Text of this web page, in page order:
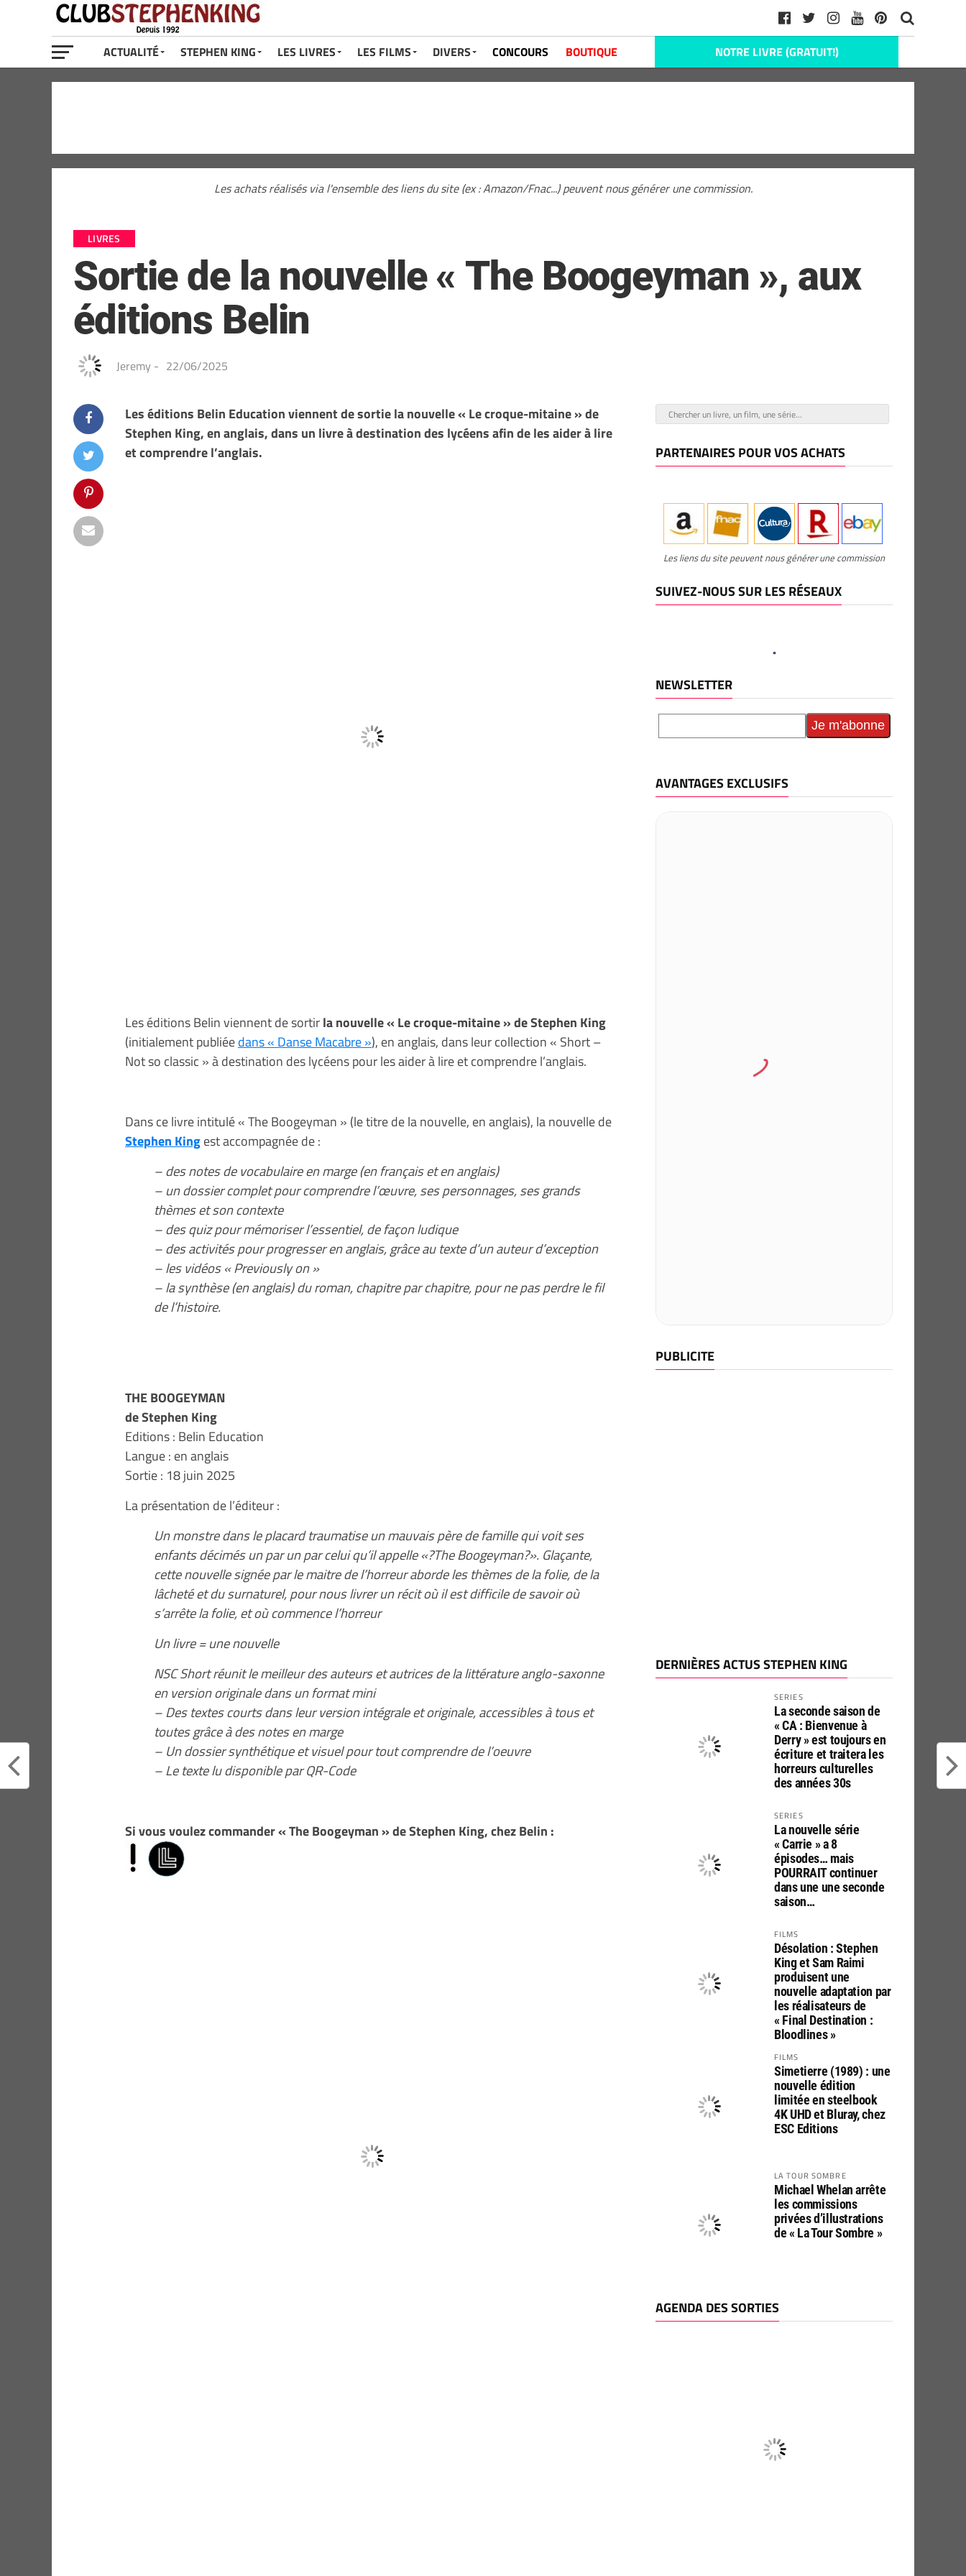
ACTUALITÉ STEPHEN KING LES LIVRES LES FILMS DIVERS CONCOURS BOUTIQUE NOTRE LIVRE (GRATUIT!)
Les achats réalisés via l'ensemble des liens du site (ex : Amazon/Fnac...) peuvent nous générer une commission.
LIVRES
Sortie de la nouvelle « The Boogeyman », aux
éditions Belin
Jeremy - 22/06/2025
Les éditions Belin Education viennent de sortie la nouvelle « Le croque-mitaine » de
Stephen King, en anglais, dans un livre à destination des lycéens afin de les aider à lire
et comprendre l’anglais.
Les éditions Belin viennent de sortirla nouvelle « Le croque-mitaine » de Stephen King
(initialement publiéedans « Danse Macabre »), en anglais, dans leur collection « Short –
Not so classic » à destination des lycéens pour les aider à lire et comprendre l’anglais.
Dans ce livre intitulé « The Boogeyman » (le titre de la nouvelle, en anglais), la nouvelle de
Stephen Kingest accompagnée de :
– des notes de vocabulaire en marge (en français et en anglais)
– un dossier complet pour comprendre l’œuvre, ses personnages, ses grands
thèmes et son contexte
– des quiz pour mémoriser l’essentiel, de façon ludique
– des activités pour progresser en anglais, grâce au texte d’un auteur d’exception
– les vidéos « Previously on »
– la synthèse (en anglais) du roman, chapitre par chapitre, pour ne pas perdre le fil
de l’histoire.
THE BOOGEYMAN
de Stephen King
Editions : Belin Education
Langue : en anglais
Sortie : 18 juin 2025
La présentation de l’éditeur :
Un monstre dans le placard traumatise un mauvais père de famille qui voit ses
enfants décimés un par un par celui qu’il appelle «?The Boogeyman?». Glaçante,
cette nouvelle signée par le maitre de l’horreur aborde les thèmes de la folie, de la
lâcheté et du surnaturel, pour nous livrer un récit où il est difficile de savoir où
s’arrête la folie, et où commence l’horreur
Un livre = une nouvelle
NSC Short réunit le meilleur des auteurs et autrices de la littérature anglo-saxonne
en version originale dans un format mini
– Des textes courts dans leur version intégrale et originale, accessibles à tous et
toutes grâce à des notes en marge
– Un dossier synthétique et visuel pour tout comprendre de l’oeuvre
– Le texte lu disponible par QR-Code
Si vous voulez commander « The Boogeyman » de Stephen King, chez Belin :
PARTENAIRES POUR VOS ACHATS
Les liens du site peuvent nous générer une commission
SUIVEZ-NOUS SUR LES RÉSEAUX
NEWSLETTER
AVANTAGES EXCLUSIFS
PUBLICITE
DERNIÈRES ACTUS STEPHEN KING
SERIES
La seconde saison de
« CA : Bienvenue à
Derry » est toujours en
écriture et traitera les
horreurs culturelles
des années 30s
SERIES
La nouvelle série
« Carrie » a 8
épisodes… mais
POURRAIT continuer
dans une une seconde
saison…
FILMS
Désolation : Stephen
King et Sam Raimi
produisent une
nouvelle adaptation par
les réalisateurs de
« Final Destination :
Bloodlines »
FILMS
Simetierre (1989) : une
nouvelle édition
limitée en steelbook
4K UHD et Bluray, chez
ESC Editions
LA TOUR SOMBRE
Michael Whelan arrête
les commissions
privées d’illustrations
de « La Tour Sombre »
AGENDA DES SORTIES